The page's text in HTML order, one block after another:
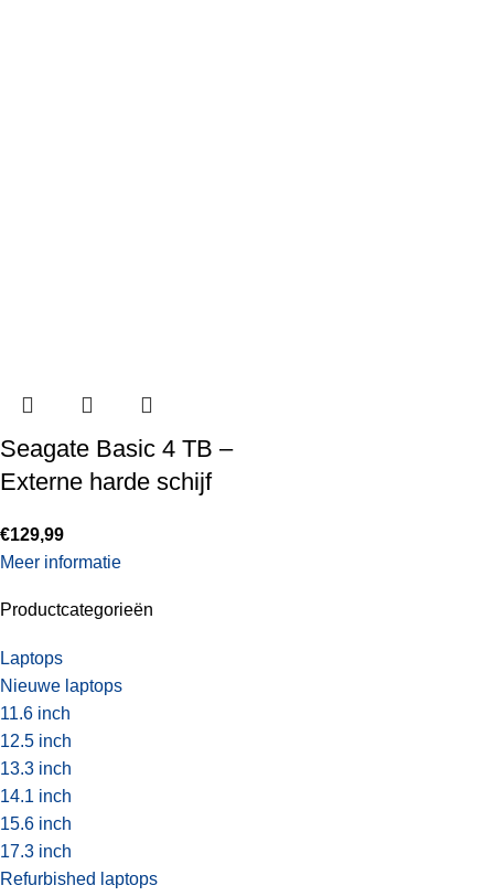
Productcategorieën
Laptops
Nieuwe laptops
11.6 inch
12.5 inch
13.3 inch
14.1 inch
15.6 inch
17.3 inch
Refurbished laptops
Seagate Basic 4 TB –
Externe harde schijf
€129,99
Meer informatie